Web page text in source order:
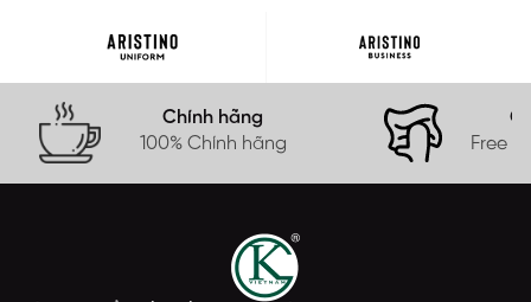
Chính hãng
100% Chính hãng
Free